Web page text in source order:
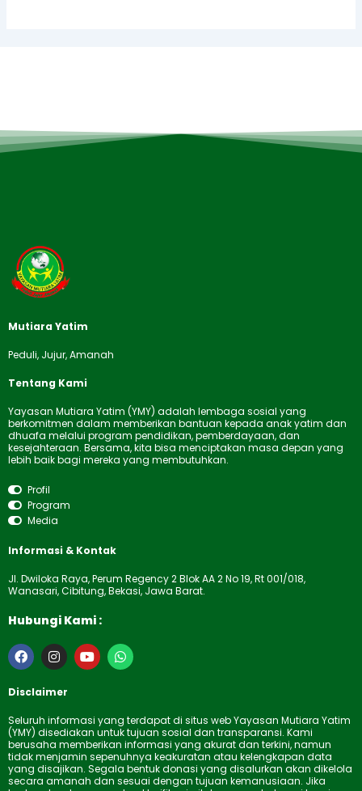
Mutiara Yatim
Peduli, Jujur, Amanah
Tentang Kami
Yayasan Mutiara Yatim (YMY) adalah lembaga sosial yang
berkomitmen dalam memberikan bantuan kepada anak yatim dan
dhuafa melalui program pendidikan, pemberdayaan, dan
kesejahteraan. Bersama, kita bisa menciptakan masa depan yang
lebih baik bagi mereka yang membutuhkan.
Profil
Program
Media
Informasi & Kontak
Jl. Dwiloka Raya, Perum Regency 2 Blok AA 2 No 19, Rt 001/018,
Wanasari, Cibitung, Bekasi, Jawa Barat.
Hubungi Kami :
F
a
e
o
o
k
I
n
t
g
r
a
m
Y
o
b
e
W
h
a
p
p
Disclaimer
Seluruh informasi yang terdapat di situs web Yayasan Mutiara Yatim
(YMY) disediakan untuk tujuan sosial dan transparansi. Kami
berusaha memberikan informasi yang akurat dan terkini, namun
tidak menjamin sepenuhnya keakuratan atau kelengkapan data
yang disajikan. Segala bentuk donasi yang disalurkan akan dikelola
secara amanah dan sesuai dengan tujuan kemanusiaan. Jika